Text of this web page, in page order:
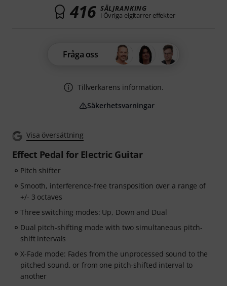
Visa översättning
Effect Pedal for Electric Guitar
Pitch shifter
Smooth, interference-free transposition over a range of
+/- 3 octaves
Three switching modes: Up, Down and Dual
Dual pitch-shifting mode with two simultaneous pitch-
shift intervals
X-Fade mode: Fades from the unprocessed sound to the
pitched sound, or from one pitch-shifted interval to
another
416 SÄLJRANKING
i Övriga elgitarrer effekter
Fråga oss
Tillverkarens information.
Säkerhetsvarningar